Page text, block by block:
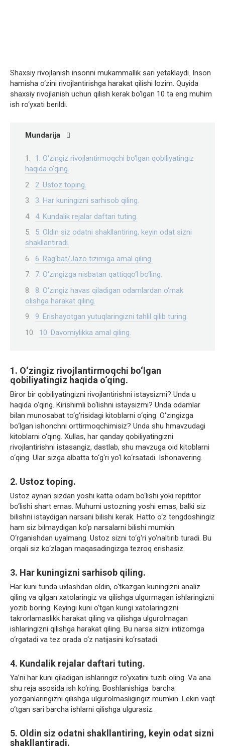
Shaxsiy rivojlanish insonni mukammallik sari yetaklaydi. Inson
hamisha o‘zini rivojlantirishga harakat qilishi lozim. Quyida
shaxsiy rivojlanish uchun qilish kerak bo‘lgan 10 ta eng muhim
ish ro‘yxati berildi.
Mundarija
1. O‘zingiz rivojlantirmoqchi bo‘lgan qobiliyatingiz
haqida o‘qing.
2. Ustoz toping.
3. Har kuningizni sarhisob qiling.
4. Kundalik rejalar daftari tuting.
5. Oldin siz odatni shakllantiring, keyin odat sizni
shakllantiradi.
6. Rag‘bat/Jazo tizimiga amal qiling.
7. O‘zingizga nisbatan qattiqqo‘l bo‘ling.
8. O‘zingiz havas qiladigan odamlardan o‘rnak
olishga harakat qiling.
9. Erishayotgan yutuqlaringizni tahlil qilib turing.
10. Davomiylikka amal qiling.
1. O‘zingiz rivojlantirmoqchi bo‘lgan
qobiliyatingiz haqida o‘qing.
Biror bir qobiliyatingizni rivojlantirishni istaysizmi? Unda u
haqida o‘qing. Kirishimli bo‘lishni istaysizmi? Unda odamlar
bilan munosabat to‘g‘risidagi kitoblarni o‘qing. O‘zingizga
bo‘lgan ishonchni orttirmoqchimisiz? Unda shu hmavzudagi
kitoblarni o‘qing. Xullas, har qanday qobiliyatingizni
rivojlantirishni istasangiz, dastlab, shu mavzuga oid kitoblarni
o‘qing. Ular sizga albatta to‘g‘ri yo‘l ko‘rsatadi. Ishonavering.
2. Ustoz toping.
Ustoz aynan sizdan yoshi katta odam bo‘lishi yoki repititor
bo‘lishi shart emas. Muhumi ustozning yoshi emas, balki siz
bilishni istaydigan narsani bilishi kerak. Hatto o‘z tengdoshingiz
ham siz bilmaydigan ko‘p narsalarni bilishi mumkin.
O‘rganishdan uyalmang. Ustoz sizni to‘g‘ri yo‘naltirib turadi. Bu
orqali siz ko‘zlagan maqasadingizga tezroq erishasiz.
3. Har kuningizni sarhisob qiling.
Har kuni tunda uxlashdan oldin, o‘tkazgan kuningizni analiz
qiling va qilgan xatolaringiz va qilishga ulgurmagan ishlaringizni
yozib boring. Keyingi kuni o‘tgan kungi xatolaringizni
takrorlamaslikk harakat qiling va qilishga ulgurolmagan
ishlaringizni qilishga harakat qiling. Bu narsa sizni intizomga
o‘rgatadi va tez orada o‘z natijasini ko‘rsatadi.
4. Kundalik rejalar daftari tuting.
Ya’ni har kuni qiladigan ishlaringiz ro‘yxatini tuzib oling. Va ana
shu reja asosida ish ko‘ring. Boshlanishiga barcha
yozganlaringizni qilishga ulgurolmasligingiz mumkin. Lekin vaqt
o‘tgan sari barcha ishlarni qilishga ulgurasiz.
5. Oldin siz odatni shakllantiring, keyin odat sizni
shakllantiradi.